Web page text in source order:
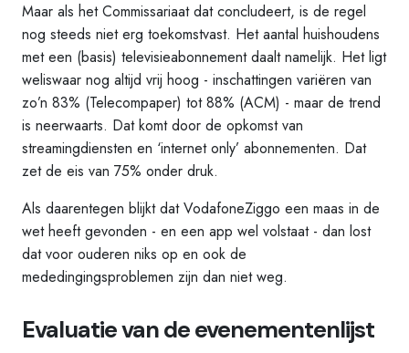
Maar als het Commissariaat dat concludeert, is de regel
nog steeds niet erg toekomstvast. Het aantal huishoudens
met een (basis) televisieabonnement daalt namelijk. Het ligt
weliswaar nog altijd vrij hoog - inschattingen variëren van
zo’n 83% (Telecompaper) tot 88% (ACM) - maar de trend
is neerwaarts. Dat komt door de opkomst van
streamingdiensten en ‘internet only’ abonnementen. Dat
zet de eis van 75% onder druk.
Als daarentegen blijkt dat VodafoneZiggo een maas in de
wet heeft gevonden - en een app wel volstaat - dan lost
dat voor ouderen niks op en ook de
mededingingsproblemen zijn dan niet weg.
Evaluatie van de evenementenlijst